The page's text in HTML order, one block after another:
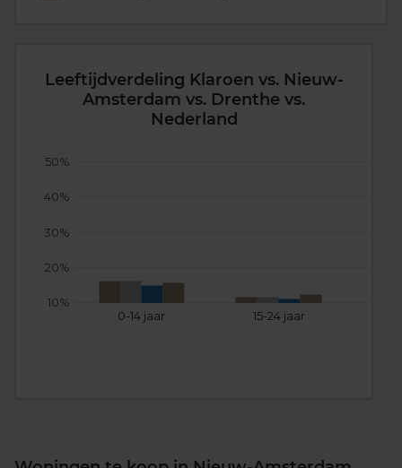
Leeftijdverdeling Klaroen vs. Nieuw-
Amsterdam vs. Drenthe vs.
Nederland
0-14 jaar 15-24 jaar
10%
20%
30%
40%
50%